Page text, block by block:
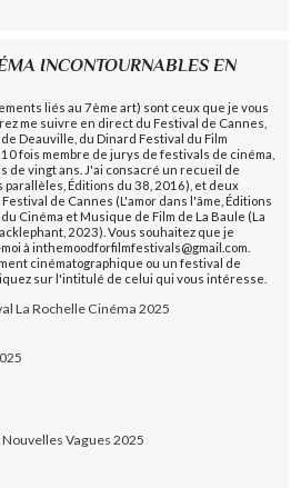
INCONTOURNABLES EN
liés au 7ème art) sont ceux que je vous
me suivre en direct du Festival de Cannes,
Deauville, du Dinard Festival du Film
fois membre de jurys de festivals de cinéma,
de vingt ans. J'ai consacré un recueil de
Éditions du 38, 2016), et deux
de Cannes (L'amor dans l'âme, Éditions
Cinéma et Musique de Film de La Baule (La
2023). Vous souhaitez que je
à inthemoodforfilmfestivals@gmail.com.
cinématographique ou un festival de
sur l'intitulé de celui qui vous intéresse.
La Rochelle Cinéma 2025
Vagues 2025